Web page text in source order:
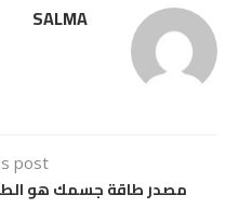
SALMA
post
مصدر طاقة جسمك هو